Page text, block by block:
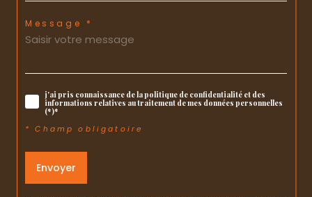
Message *
j'ai pris connaissance de la politique de confidentialité et des
informations relatives au traitement de mes données personnelles
(*)*
* Champ obligatoire
Envoyer